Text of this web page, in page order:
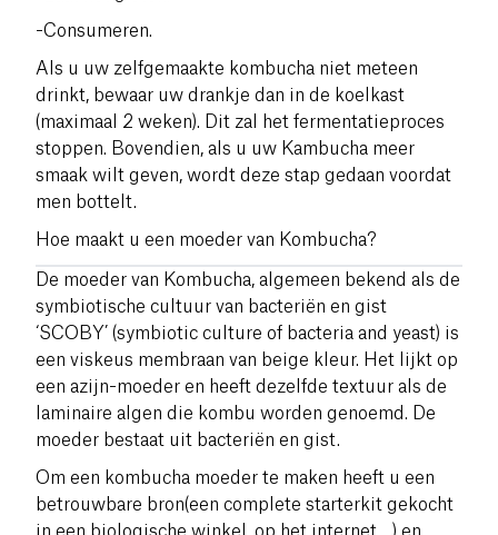
-Consumeren.
Als u uw zelfgemaakte kombucha niet meteen
drinkt, bewaar uw drankje dan in de koelkast
(maximaal 2 weken). Dit zal het fermentatieproces
stoppen. Bovendien, als u uw Kambucha meer
smaak wilt geven, wordt deze stap gedaan voordat
men bottelt.
Hoe maakt u een moeder van Kombucha?
De moeder van Kombucha, algemeen bekend als de
symbiotische cultuur van bacteriën en gist
‘SCOBY’ (symbiotic culture of bacteria and yeast) is
een viskeus membraan van beige kleur. Het lijkt op
een azijn-moeder en heeft dezelfde textuur als de
laminaire algen die kombu worden genoemd. De
moeder bestaat uit bacteriën en gist.
Om een kombucha moeder te maken heeft u een
betrouwbare bron(een complete starterkit gekocht